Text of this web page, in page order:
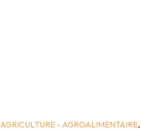
AGRICULTURE - AGROALIMENTAIRE,